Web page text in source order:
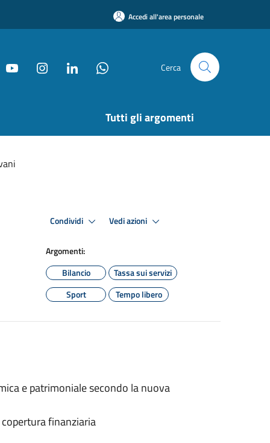
Accedi all'area personale
Cerca
Tutti gli argomenti
Condividi Vedi azioni
Argomenti:
Bilancio
Tassa sui servizi
Sport
Tempo libero
e patrimoniale secondo la nuova
finanziaria